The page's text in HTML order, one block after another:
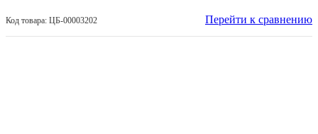
Код товара: ЦБ-00003202 Перейти к сравнению